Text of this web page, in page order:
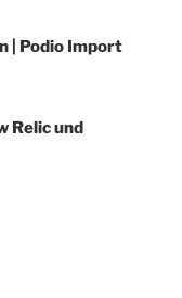
| Podio Import
Relic und